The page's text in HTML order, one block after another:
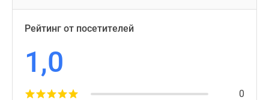
Рейтинг от посетителей
1,0
0